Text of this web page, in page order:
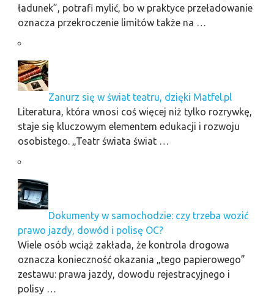
ładunek”, potrafi mylić, bo w praktyce przeładowanie
oznacza przekroczenie limitów także na …
Zanurz się w świat teatru, dzięki Matfel.pl
Literatura, która wnosi coś więcej niż tylko rozrywkę,
staje się kluczowym elementem edukacji i rozwoju
osobistego. „Teatr świata świat …
Dokumenty w samochodzie: czy trzeba wozić
prawo jazdy, dowód i polisę OC?
Wiele osób wciąż zakłada, że kontrola drogowa
oznacza konieczność okazania „tego papierowego”
zestawu: prawa jazdy, dowodu rejestracyjnego i
polisy …